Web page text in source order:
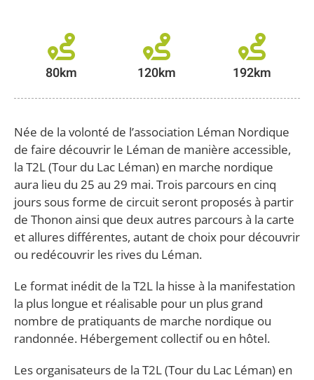
80km 120km 192km
Née de la volonté de l’association Léman Nordique
de faire découvrir le Léman de manière accessible,
la T2L (Tour du Lac Léman) en marche nordique
aura lieu du 25 au 29 mai. Trois parcours en cinq
jours sous forme de circuit seront proposés à partir
de Thonon ainsi que deux autres parcours à la carte
et allures différentes, autant de choix pour découvrir
ou redécouvrir les rives du Léman.
Le format inédit de la T2L la hisse à la manifestation
la plus longue et réalisable pour un plus grand
nombre de pratiquants de marche nordique ou
randonnée. Hébergement collectif ou en hôtel.
Les organisateurs de la T2L (Tour du Lac Léman) en